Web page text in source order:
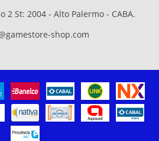
2 St: 2004 - Alto Palermo - CABA.
shop.com